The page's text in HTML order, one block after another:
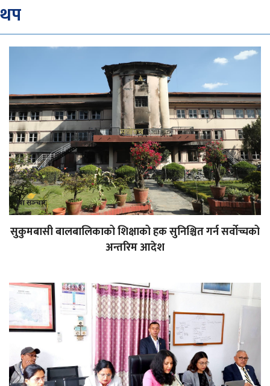
थप
सुकुमबासी बालबालिकाको शिक्षाको हक सुनिश्चित गर्न सर्वोच्चको
अन्तरिम आदेश